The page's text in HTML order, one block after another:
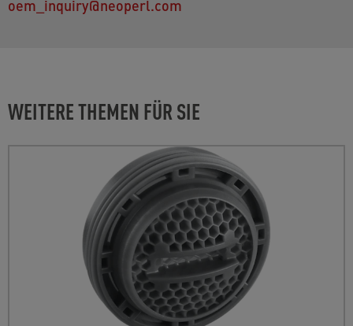
oem_inquiry@neoperl.com
WEITERE THEMEN FÜR SIE